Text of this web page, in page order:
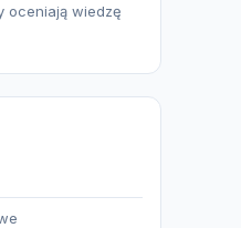
oceniają wiedzę